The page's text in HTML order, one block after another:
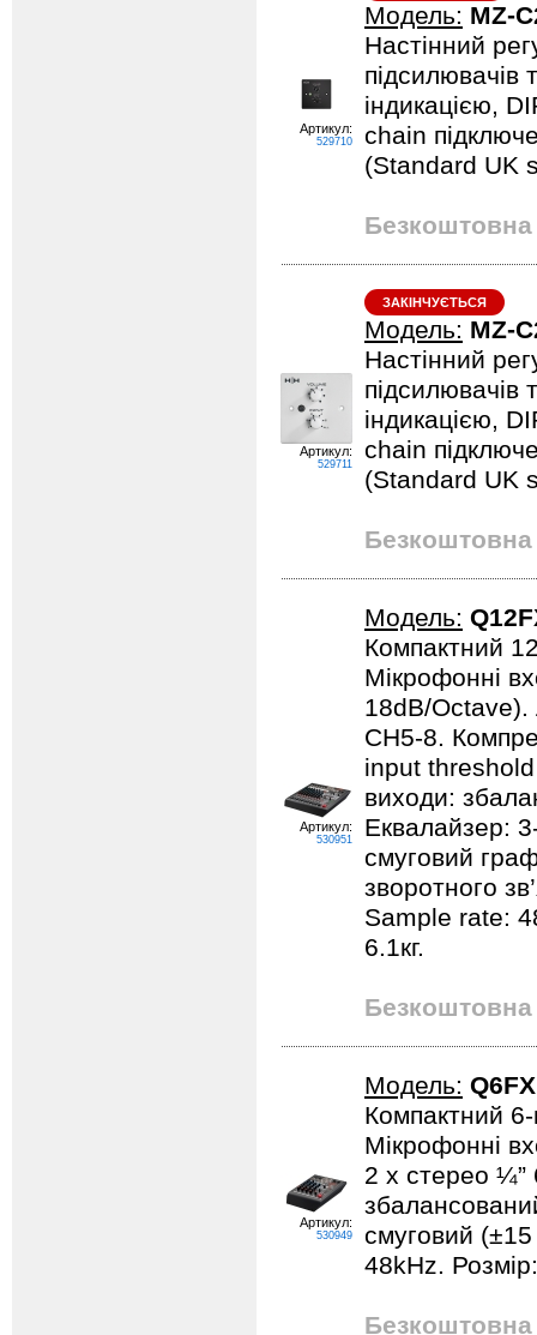
Артикул:
529710
Модель: MZ-
Настінний
підсилювачів
індикацією,
chain
(Standard UK
Безкоштовна
Артикул:
529711
ЗАКІНЧУЄТЬСЯ
Модель: MZ-
Настінний
підсилювачів
індикацією,
chain
(Standard UK
Безкоштовна
Артикул:
530951
Модель:
Компактний
Мікрофонні
18dB/Octave).
CH5-8.
input
виходи:
Еквалайзер:
смуговий
зворотного
Sample rate:
6.1кг.
Безкоштовна
Артикул:
530949
Модель: Q6FX
Компактний
Мікрофонні
2 x стерео ¼”
смуговий
48kHz.
Безкоштовна